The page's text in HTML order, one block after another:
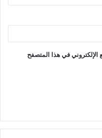
الإلكتروني في هذا المتصفح